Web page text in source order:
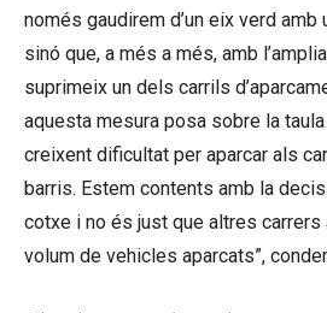
només gaudirem d’un eix verd amb
sinó que, a més a més, amb
suprimeix un dels carrils
aquesta mesura posa sobre la
creixent dificultat per aparcar als
barris. Estem contents amb la
cotxe i no és just que altres carrers
volum de vehicles aparcats”,